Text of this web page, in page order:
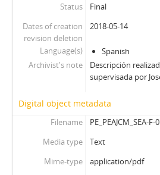
Status
Final
Dates of creation
revision deletion
2018-05-14
Language(s)
Spanish
Archivist's note
Descripción
supervisada por
Digital object metadata
Filename
PE_PEAJCM_SEA-
Media type
Text
Mime-type
application/pdf